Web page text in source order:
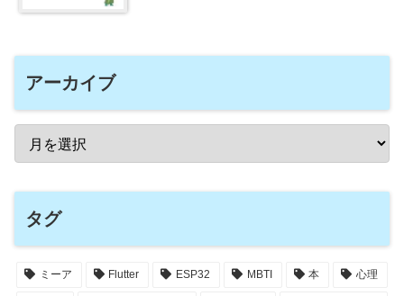
アーカイブ
タグ
ミーア Flutter ESP32 MBTI 本 心理